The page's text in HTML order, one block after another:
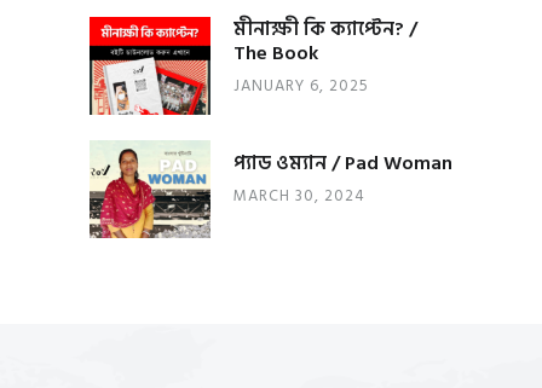
মীনাক্ষী কি ক্যাপ্টেন? /
The Book
JANUARY 6, 2025
প্যাড ওম্যান / Pad Woman
MARCH 30, 2024